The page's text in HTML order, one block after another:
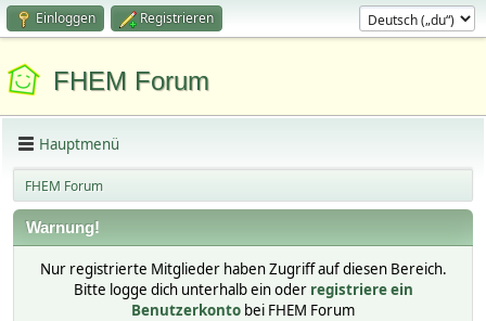
Einloggen Registrieren
FHEM Forum
Hauptmenü
FHEM Forum
Warnung!
Nur registrierte Mitglieder haben Zugriff auf diesen Bereich.
Bitte logge dich unterhalb ein oder registriere ein
Benutzerkonto bei FHEM Forum